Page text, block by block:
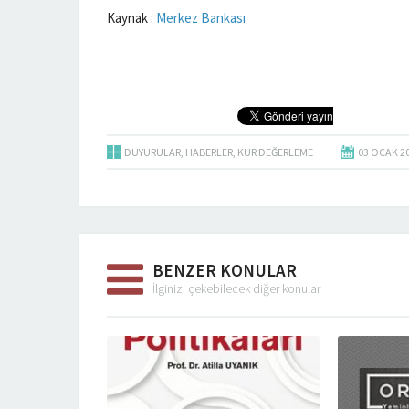
Kaynak : Merkez Bankası
DUYURULAR, HABERLER, KUR DEĞERLEME 03 OCAK
BENZER KONULAR
İlginizi çekebilecek diğer konular